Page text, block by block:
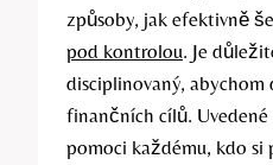
způsoby, jak efektivně
pod kontrolou. Je
disciplinovaný, abychom
finančních cílů.
pomoci každému, kdo si